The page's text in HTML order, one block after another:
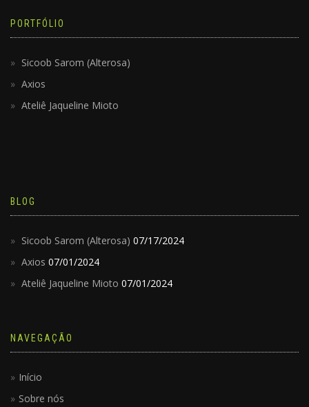
PORTFÓLIO
Sicoob Sarom (Alterosa)
Axios
Ateliê Jaqueline Mioto
BLOG
Sicoob Sarom (Alterosa) 07/17/2024
Axios 07/01/2024
Ateliê Jaqueline Mioto 07/01/2024
NAVEGAÇÃO
Início
Sobre nós